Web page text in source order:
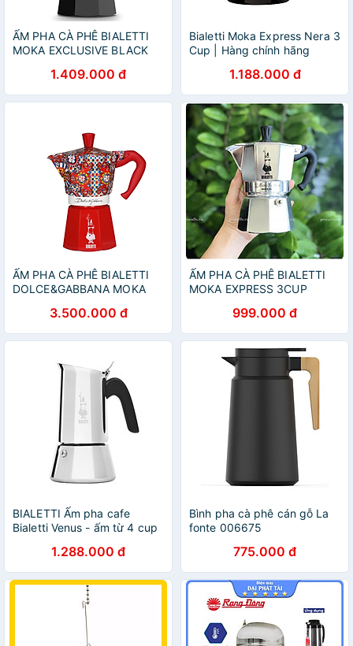
ẤM PHA CÀ PHÊ BIALETTI
MOKA EXCLUSIVE BLACK
1.409.000 đ
Bialetti Moka Express Nera 3
Cup | Hàng chính hãng
1.188.000 đ
ẤM PHA CÀ PHÊ BIALETTI
DOLCE&GABBANA MOKA
3.500.000 đ
ẤM PHA CÀ PHÊ BIALETTI
MOKA EXPRESS 3CUP
999.000 đ
BIALETTI Ấm pha cafe
Bialetti Venus - ấm từ 4 cup
1.288.000 đ
Bình pha cà phê cán gỗ La
fonte 006675
775.000 đ